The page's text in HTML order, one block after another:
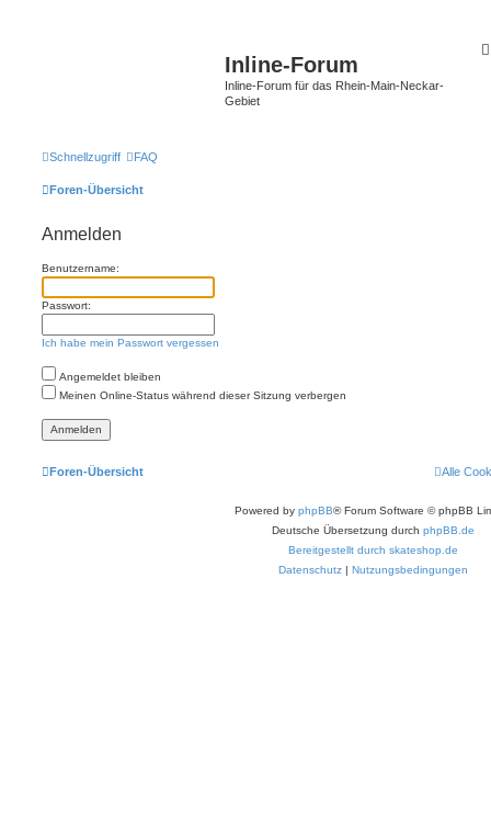
Inline-Forum
Inline-Forum für das Rhein-Main-Neckar-
Gebiet
Schnellzugriff FAQ
Foren-Übersicht
Anmelden
Benutzername:
Passwort:
Ich habe mein Passwort vergessen
Angemeldet bleiben
Meinen Online-Status während dieser Sitzung verbergen
Foren-Übersicht Alle
Powered by phpBB® Forum Software © phpBB
Deutsche Übersetzung durch phpBB.de
Bereitgestellt durch skateshop.de
Datenschutz | Nutzungsbedingungen